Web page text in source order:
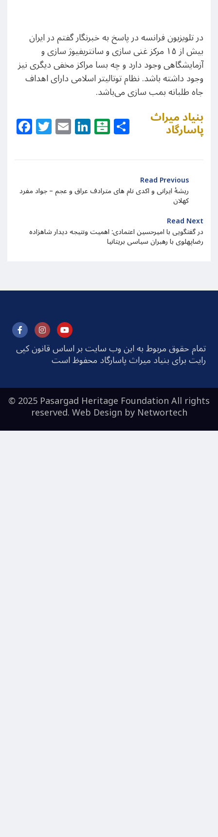
در تلویزیون فرانسه در پاسخ به خبرنگار گفتم در ایران
بیش از ۱۵ مرکز غنی سازی و سانتریفیوژ سازی و
آزمایشگاهی وجود دارد و چه بسا مراکز مخفی دیگری نیز
وجود داشته باشد. نظام توتالیتر اسلامی دارای اهداف
جاه طلبانه بمب سازی می‌باشد.
Facebook
Twitter
EmailLinkedIn
Balatarin
Share
بنیاد میراث
پاسارگاد
Read Previous
ریشهٔ ایرانی و اکدی نام های مترادف عراق و عجم – جواد مفرد
کهلان
Read Next
در گفتگویی با امیرحسین اعتمادی: اهمیت ونتیجه دیدار شاهزاده
رضاپهلوی با رهبران سیاسی بریتانیا
تمام حقوق مربوط به این وب سایت بر اساس قانون کپی
رایت برای بنیاد میراث پاسارگاد محفوظ است
© 2025 Pasargad Heritage Foundation All rights
reserved. Web Design byNetwortech